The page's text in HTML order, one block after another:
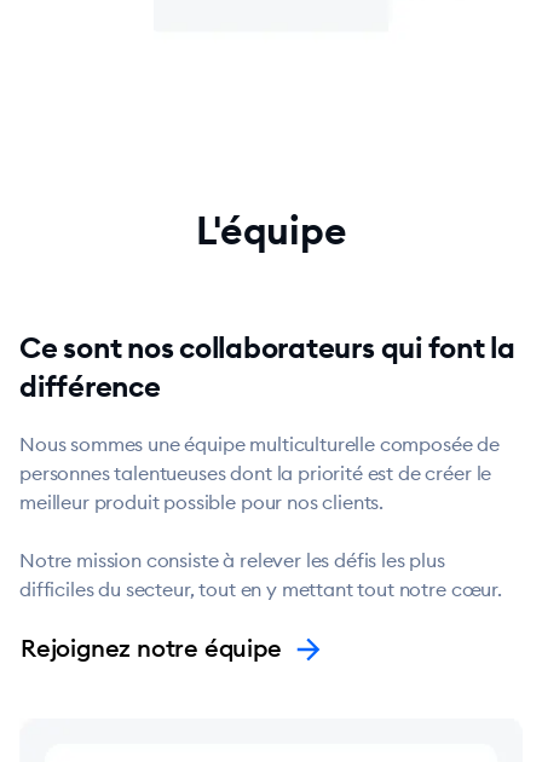
L'équipe
Ce sont nos collaborateurs qui font la
différence
Nous sommes une équipe multiculturelle composée de
personnes talentueuses dont la priorité est de créer le
meilleur produit possible pour nos clients.
Notre mission consiste à relever les défis les plus
difficiles du secteur, tout en y mettant tout notre cœur.
Rejoignez notre équipe